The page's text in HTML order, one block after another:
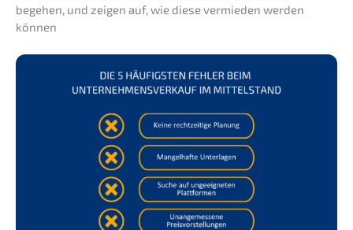
begehen, und zeigen auf, wie diese vermie­den werden
können